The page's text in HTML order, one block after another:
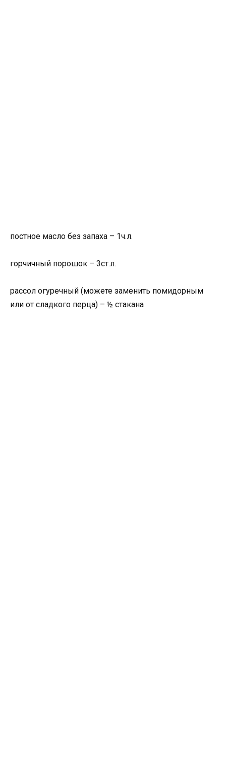
постное масло без запаха – 1ч.л.
горчичный порошок – 3ст.л.
рассол огуречный (можете заменить помидорным
или от сладкого перца) – ½ стакана